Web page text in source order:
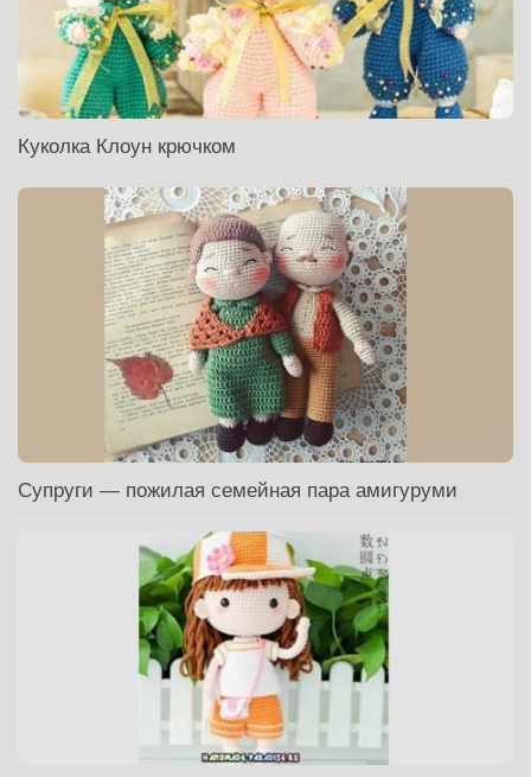
Куколка Клоун крючком
Супруги — пожилая семейная пара амигуруми